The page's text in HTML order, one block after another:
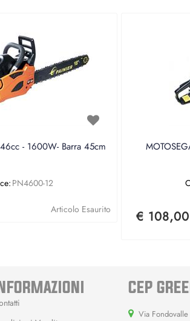
- 1600W- Barra 45cm
PN4600-12
Articolo Esaurito € 108,00
CEP
Via